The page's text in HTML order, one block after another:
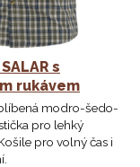
s
rukávem
modro-šedo-
pro lehký
pro volný čas i